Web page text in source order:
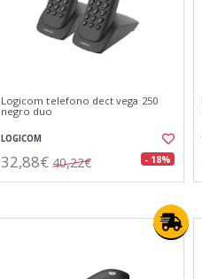
Logicom telefono dect vega 250
negro duo
LOGICOM
32,88€ 40,22€ - 18%